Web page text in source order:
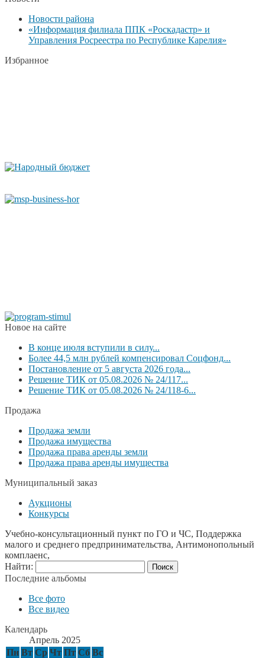
Новости района
«Информация филиала ППК «Роскадастр» и
Управления Росреестра по Республике Карелия»
Избранное
Новое на сайте
В конце июля вступили в силу...
Более 44,5 млн рублей компенсировал Соцфонд...
Постановление от 5 августа 2026 года...
Решение ТИК от 05.08.2026 № 24/117...
Решение ТИК от 05.08.2026 № 24/118-6...
Продажа
Продажа земли
Продажа имущества
Продажа права аренды земли
Продажа права аренды имущества
Муниципальный заказ
Аукционы
Конкурсы
Учебно-консультационный пункт по ГО и ЧС, Поддержка
малого и среднего предпринимательства, Антимонопольный
комплаенс,
Найти:
Последние альбомы
Все фото
Все видео
Календарь
Апрель 2025
Пн Вт Ср Чт Пт Сб Вс